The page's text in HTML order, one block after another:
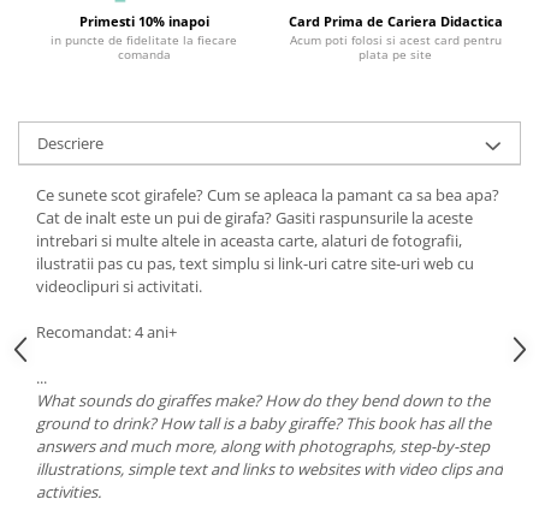
Primesti 10% inapoi
in puncte de fidelitate la fiecare
comanda
Card Prima de Cariera Didactica
Acum poti folosi si acest card pentru
plata pe site
Descriere
Ce sunete scot girafele? Cum se apleaca la pamant ca sa bea apa?
Cat de inalt este un pui de girafa? Gasiti raspunsurile la aceste
intrebari si multe altele in aceasta carte, alaturi de fotografii,
ilustratii pas cu pas, text simplu si link-uri catre site-uri web cu
videoclipuri si activitati.
Recomandat: 4 ani+
...
What sounds do giraffes make? How do they bend down to the
ground to drink? How tall is a baby giraffe? This book has all the
answers and much more, along with photographs, step-by-step
illustrations, simple text and links to websites with video clips and
activities.